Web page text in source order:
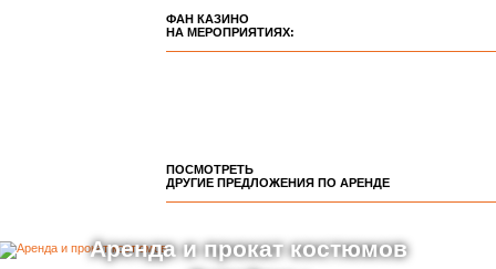
ФАН КАЗИНО
НА МЕРОПРИЯТИЯХ:
ПОСМОТРЕТЬ
ДРУГИЕ ПРЕДЛОЖЕНИЯ ПО АРЕНДЕ
Аренда и прокат костюмов